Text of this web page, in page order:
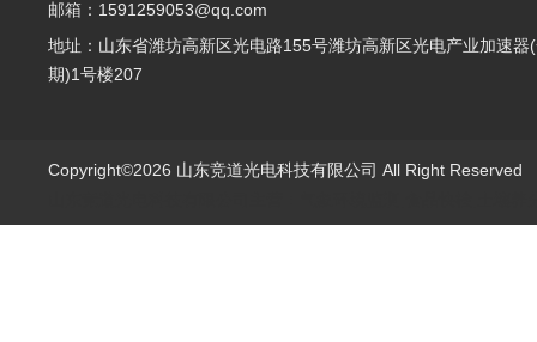
邮箱：1591259053@qq.com
地址：山东省潍坊高新区光电路155号潍坊高新区光电产业加速器
期)1号楼207
Copyright©2026 山东竞道光电科技有限公司 All Right